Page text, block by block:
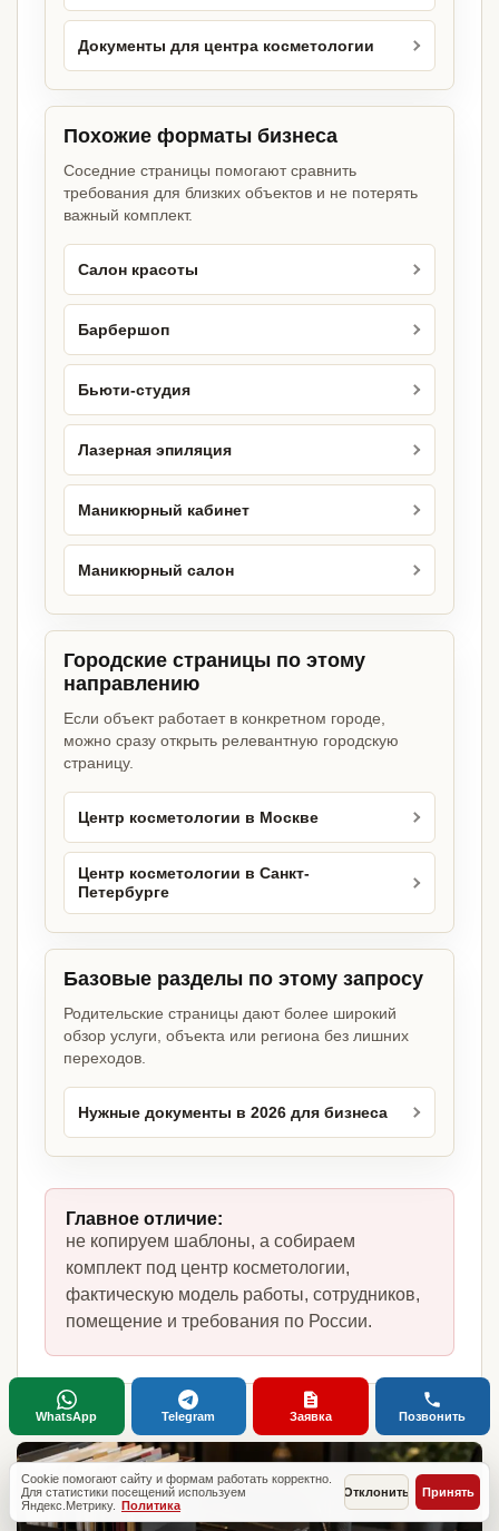
Документы для центра косметологии
Похожие форматы бизнеса
Соседние страницы помогают сравнить
требования для близких объектов и не потерять
важный комплект.
Салон красоты
Барбершоп
Бьюти-студия
Лазерная эпиляция
Маникюрный кабинет
Маникюрный салон
Городские страницы по этому
направлению
Если объект работает в конкретном городе,
можно сразу открыть релевантную городскую
страницу.
Центр косметологии в Москве
Центр косметологии в Санкт-
Петербурге
Базовые разделы по этому запросу
Родительские страницы дают более широкий
обзор услуги, объекта или региона без лишних
переходов.
Нужные документы в 2026 для бизнеса
Главное отличие:
не копируем шаблоны, а собираем
комплект под центр косметологии,
фактическую модель работы, сотрудников,
помещение и требования по России.
Cookie помогают сайту и формам работать корректно.
Для статистики посещений используем
Яндекс.Метрику. Политика
Отклонить Принять
WhatsApp Telegram Заявка Позвонить